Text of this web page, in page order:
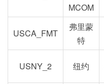
MCOM
USCA_FMT
弗里蒙
特
USNY_2 纽约